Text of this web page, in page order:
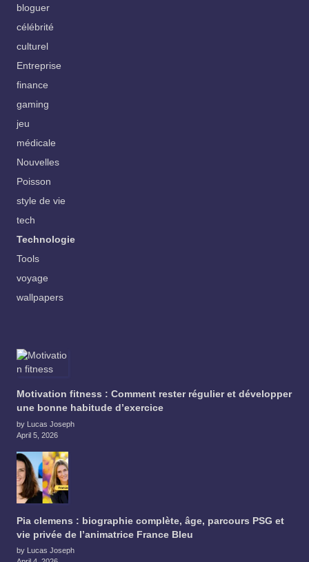
bloguer
célébrité
culturel
Entreprise
finance
gaming
jeu
médicale
Nouvelles
Poisson
style de vie
tech
Technologie
Tools
voyage
wallpapers
Motivation fitness : Comment rester régulier et développer
une bonne habitude d’exercice
by Lucas Joseph
April 5, 2026
Pia clemens : biographie complète, âge, parcours PSG et
vie privée de l’animatrice France Bleu
by Lucas Joseph